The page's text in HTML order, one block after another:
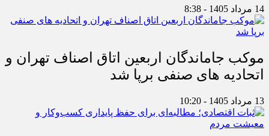
14 مرداد 1405 - 8:38
موکب جاماندگان اربعین اتاق اصناف تهران و
اتحادیه های صنفی برپا شد
13 مرداد 1405 - 10:20